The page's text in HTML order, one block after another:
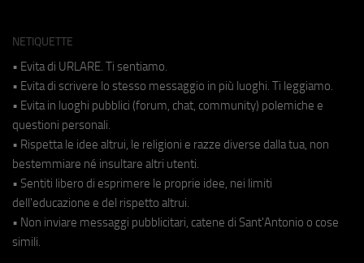
NETIQUETTE
• Evita di URLARE. Ti sentiamo.
• Evita di scrivere lo stesso messaggio in più luoghi. Ti leggiamo.
• Evita in luoghi pubblici (forum, chat, community) polemiche e
questioni personali.
• Rispetta le idee altrui, le religioni e razze diverse dalla tua, non
bestemmiare né insultare altri utenti.
• Sentiti libero di esprimere le proprie idee, nei limiti
dell'educazione e del rispetto altrui.
• Non inviare messaggi pubblicitari, catene di Sant'Antonio o cose
simili.